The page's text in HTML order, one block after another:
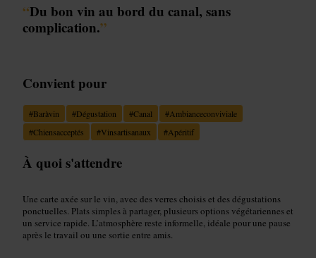
“Du bon vin au bord du canal, sans
complication.”
Convient pour
#Baràvin #Dégustation #Canal #Ambianceconviviale
#Chiensacceptés #Vinsartisanaux #Apéritif
À quoi s'attendre
Une carte axée sur le vin, avec des verres choisis et des dégustations
ponctuelles. Plats simples à partager, plusieurs options végétariennes et
un service rapide. L’atmosphère reste informelle, idéale pour une pause
après le travail ou une sortie entre amis.